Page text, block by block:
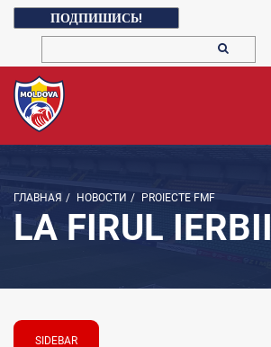
ПОДПИШИСЬ!
ГЛАВНАЯ / НОВОСТИ / PROIECTE FMF
LA FIRUL IERBII
SIDEBAR